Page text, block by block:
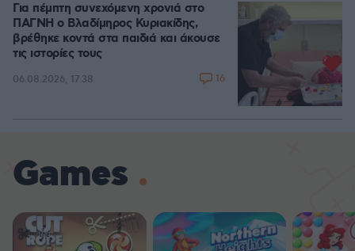
Για πέμπτη συνεχόμενη χρονιά στο
ΠΑΓΝΗ ο Βλαδίμηρος Κυριακίδης,
βρέθηκε κοντά στα παιδιά και άκουσε
τις ιστορίες τους
06.08.2026, 17:38 16
Games